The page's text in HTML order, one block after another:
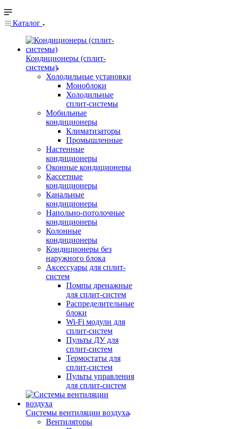
Каталог
Кондиционеры (сплит-
системы)
Холодильные установки
Моноблоки
Холодильные
сплит-системы
Мобильные
кондиционеры
Климатизаторы
Промышленные
Настенные
кондиционеры
Оконные кондиционеры
Кассетные
кондиционеры
Канальные
кондиционеры
Напольно-потолочные
кондиционеры
Колонные
кондиционеры
Кондиционеры без
наружного блока
Аксессуары для сплит-
систем
Помпы дренажные
для сплит-систем
Распределительные
блоки
Wi-Fi модули для
сплит-систем
Пульты ДУ для
сплит-систем
Термостаты для
сплит-систем
Пульты управления
для сплит-систем
Системы вентиляции воздуха
Вентиляторы